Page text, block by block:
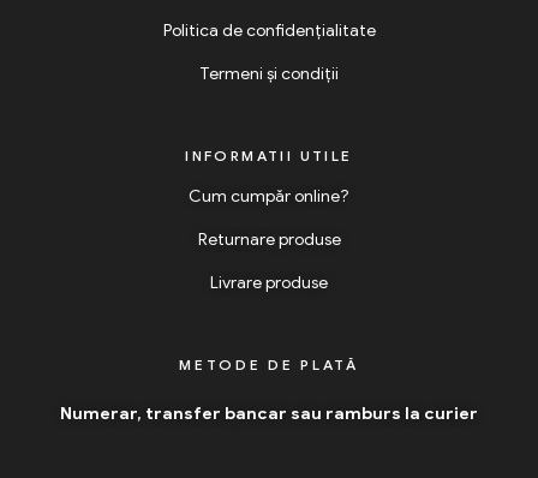
Politica de confidențialitate
Termeni și condiții
INFORMATII UTILE
Cum cumpăr online?
Returnare produse
Livrare produse
METODE DE PLATĂ
Numerar, transfer bancar sau ramburs la curier